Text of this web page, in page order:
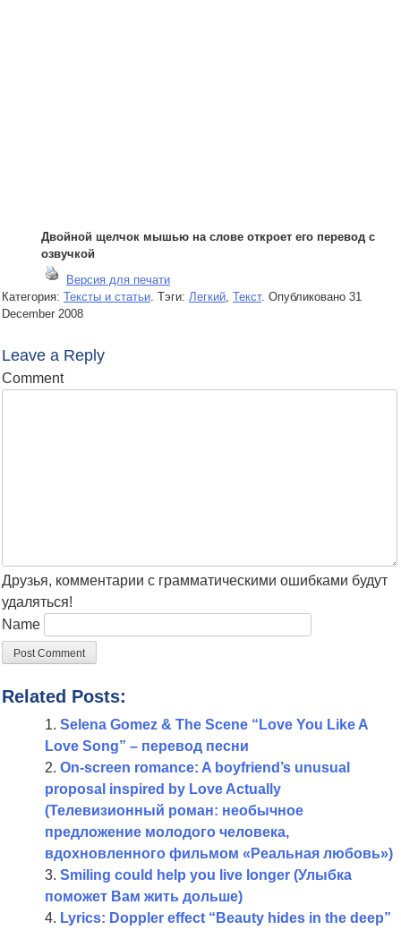
Двойной щелчок мышью на слове откроет его перевод с
озвучкой
Версия для печати
Категория: Тексты и статьи . Тэги: Легкий Текст. Опубликовано 31
December 2008
Leave a Reply
Comment
Друзья, комментарии с грамматическими ошибками будут
удаляться!
Name
Related Posts:
Selena Gomez & The Scene “Love You Like A
Love Song” – перевод песни
On-screen romance: A boyfriend’s unusual
proposal inspired by Love Actually
(Телевизионный роман: необычное
предложение молодого человека,
вдохновленного фильмом «Реальная любовь»)
Smiling could help you live longer (Улыбка
поможет Вам жить дольше)
Lyrics: Doppler effect “Beauty hides in the deep”